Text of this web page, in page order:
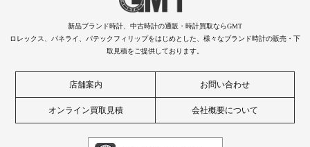
新品ブランド時計、中古時計の通販・時計買取ならGMT
ロレックス、パネライ、パテックフィリップをはじめとした、様々なブランド時計の販売・下
取見積をご提供しております。
店舗案内 お問い合わせ
オンライン買取見積 会社概要について